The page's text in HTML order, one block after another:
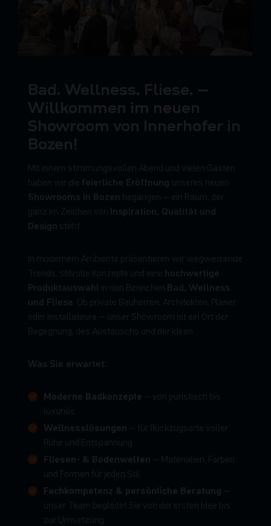
Bad. Wellness. Fliese. –
Willkommen im neuen
Showroom von Innerhofer in
Bozen!
Mit einem stimmungsvollen Abend und vielen Gästen
haben wir die feierliche Eröffnung unseres neuen
Showrooms in Bozen begangen – ein Raum, der
ganz im Zeichen von Inspiration, Qualität und
Design steht.
In modernem Ambiente präsentieren wir wegweisende
Trends, stilvolle Konzepte und eine hochwertige
Produktauswahl in den Bereichen Bad, Wellness
und Fliese . Ob private Bauherren, Architekten, Planer
oder Installateure – unser Showroom ist ein Ort der
Begegnung, des Austauschs und der Ideen.
Was Sie erwartet:
Moderne Badkonzepte – von puristisch bis
luxuriös
Wellnesslösungen – für Rückzugsorte voller
Ruhe und Entspannung
Fliesen- & Bodenwelten – Materialien, Farben
und Formen für jeden Stil
Fachkompetenz & persönliche Beratung –
unser Team begleitet Sie von der ersten Idee bis
zur Umsetzung